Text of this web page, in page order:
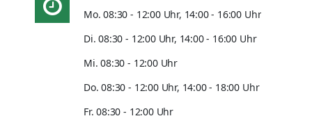
Mo. 08:30 - 12:00 Uhr, 14:00 - 16:00 Uhr
Di. 08:30 - 12:00 Uhr, 14:00 - 16:00 Uhr
Mi. 08:30 - 12:00 Uhr
Do. 08:30 - 12:00 Uhr, 14:00 - 18:00 Uhr
Fr. 08:30 - 12:00 Uhr